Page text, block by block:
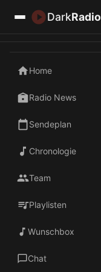
DarkRadio
Home
Radio News
Sendeplan
Chronologie
Team
Playlisten
Wunschbox
Chat